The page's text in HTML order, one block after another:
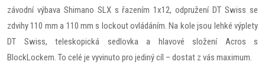
závodní výbava Shimano SLX s řazením 1x12, odpružení DT Swiss se
zdvihy 110 mm a 110 mm s lockout ovládáním. Na kole jsou lehké výplety
DT Swiss, teleskopická sedlovka a hlavové složení Acros s
BlockLockem. To celé je vyvinuto pro jediný cíl – dostat z vás maximum.